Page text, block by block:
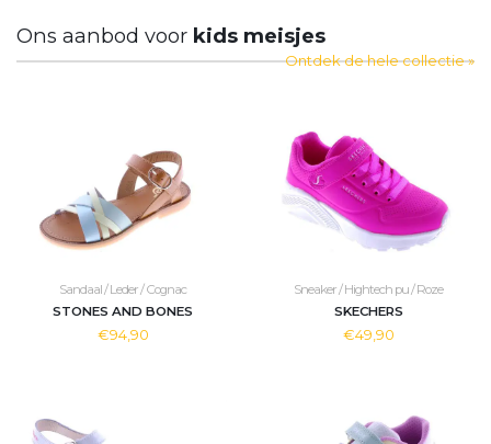
Ons aanbod voor kids meisjes
Ontdek de hele collectie »
Sandaal / Leder / Cognac
STONES AND BONES
€94,90
Sneaker / Hightech pu / Roze
SKECHERS
€49,90